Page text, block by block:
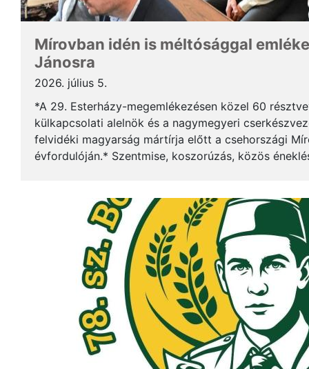
Mírovban idén is méltósággal
Jánosra
2026. július 5.
*A 29. Esterházy-megemlékezésen közel 60
külkapcsolati alelnök és a nagymegyeri
felvidéki magyarság mártírja előtt a csehországi
évfordulóján.* Szentmise, koszorúzás, közös